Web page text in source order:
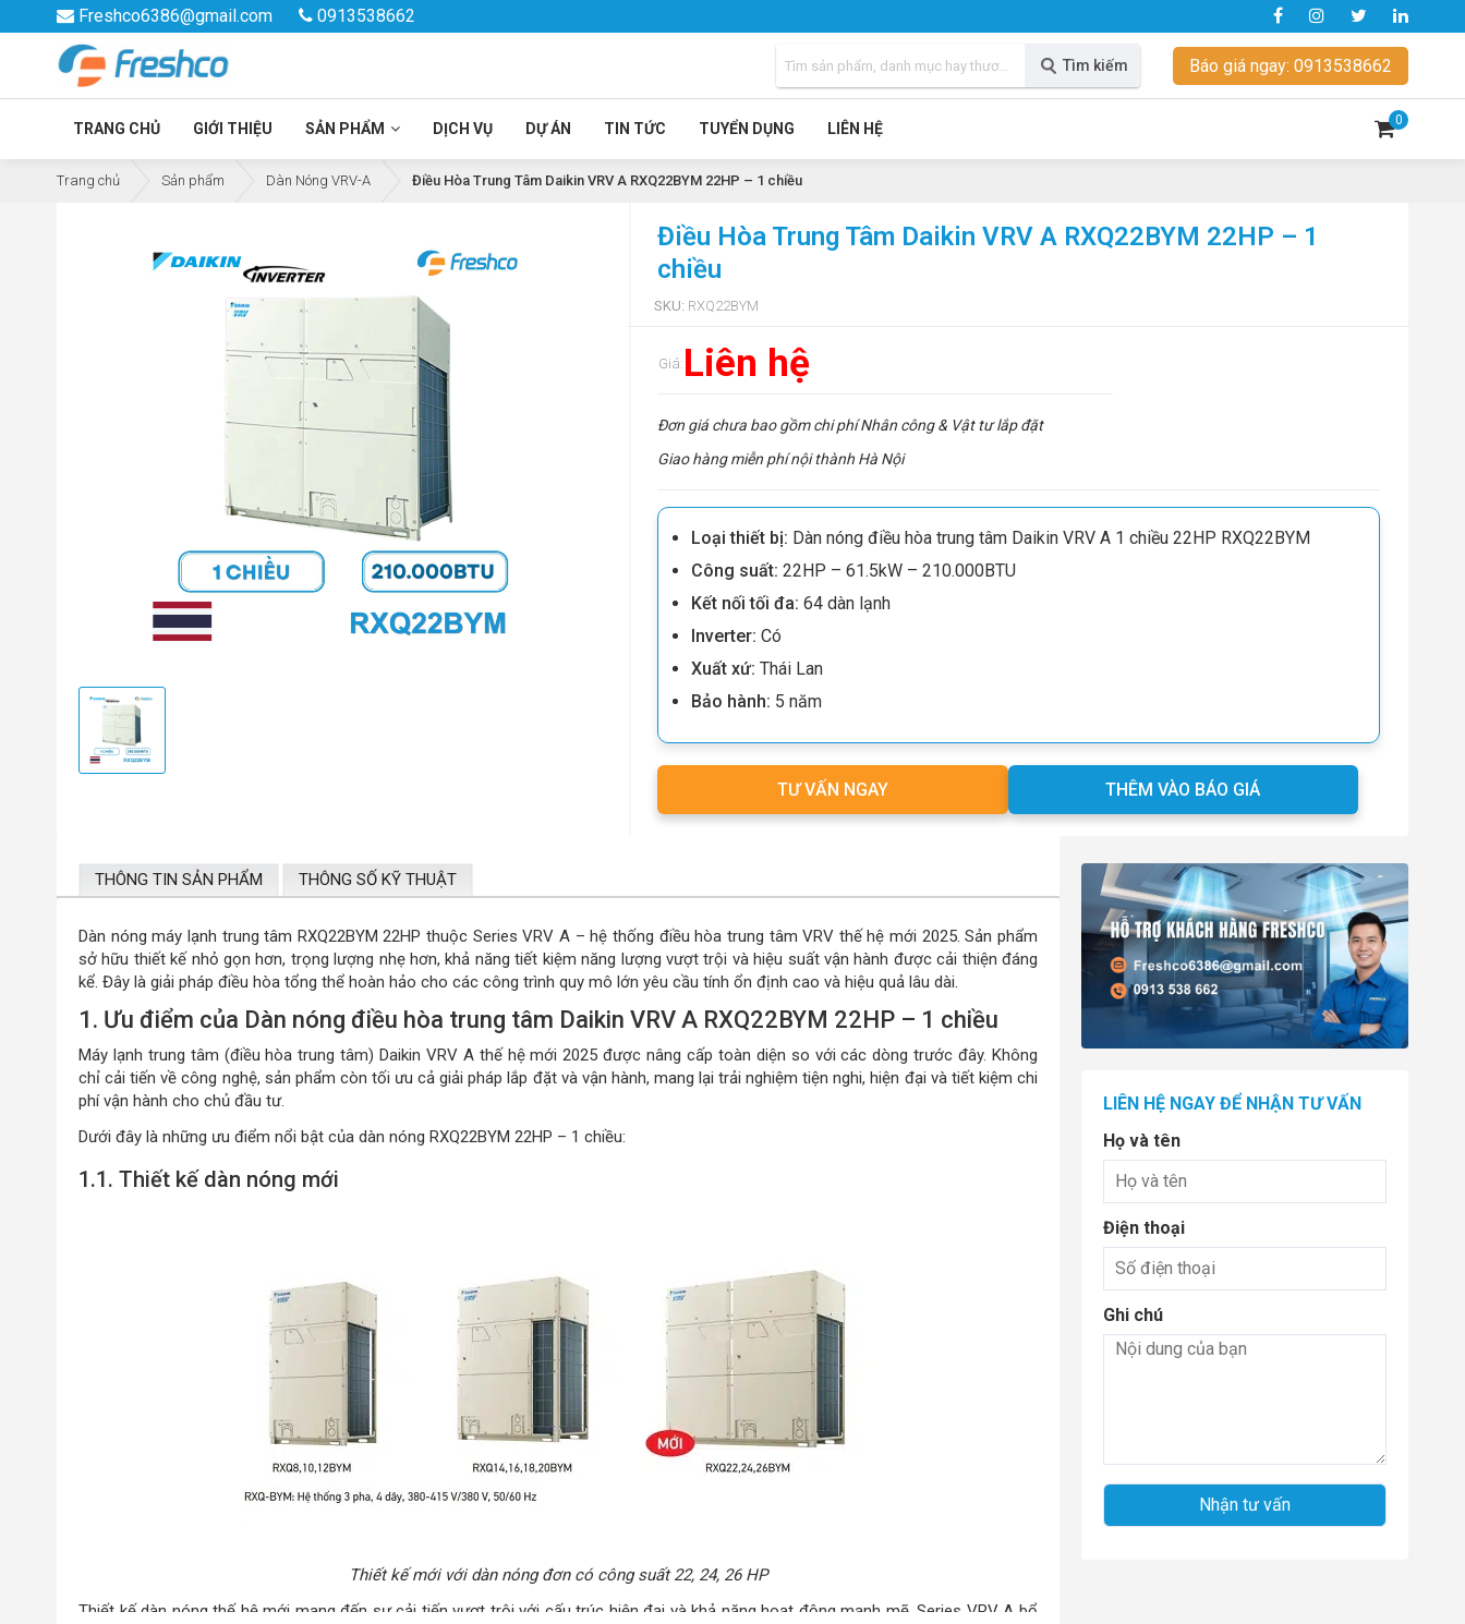
Freshco6386@gmail.com 0913538662
Tìm kiếm Báo giá ngay: 0913538662
TRANG CHỦ GIỚI THIỆU SẢN PHẨM DỊCH VỤ DỰ ÁN TIN TỨC TUYỂN DỤNG LIÊN HỆ
0
Trang chủ Sản phẩm Dàn Nóng VRV-A Điều Hòa Trung Tâm Daikin VRV A RXQ22BYM 22HP – 1 chiều
Điều Hòa Trung Tâm Daikin VRV A RXQ22BYM 22HP – 1
chiều
SKU: RXQ22BYM
Giá: Liên hệ
Đơn giá chưa bao gồm chi phí Nhân công & Vật tư lắp đặt
Giao hàng miễn phí nội thành Hà Nội
Loại thiết bị: Dàn nóng điều hòa trung tâm Daikin VRV A 1 chiều 22HP RXQ22BYM
Công suất: 22HP – 61.5kW – 210.000BTU
Kết nối tối đa: 64 dàn lạnh
Inverter: Có
Xuất xứ: Thái Lan
Bảo hành: 5 năm
TƯ VẤN NGAY THÊM VÀO BÁO GIÁ
THÔNG TIN SẢN PHẨM THÔNG SỐ KỸ THUẬT
Dàn nóng máy lạnh trung tâm RXQ22BYM 22HP thuộc Series VRV A – hệ thống điều hòa trung tâm VRV thế hệ mới 2025. Sản phẩm
sở hữu thiết kế nhỏ gọn hơn, trọng lượng nhẹ hơn, khả năng tiết kiệm năng lượng vượt trội và hiệu suất vận hành được cải thiện đáng
kể. Đây là giải pháp điều hòa tổng thể hoàn hảo cho các công trình quy mô lớn yêu cầu tính ổn định cao và hiệu quả lâu dài.
1. Ưu điểm của Dàn nóng điều hòa trung tâm Daikin VRV A RXQ22BYM 22HP – 1 chiều
Máy lạnh trung tâm (điều hòa trung tâm) Daikin VRV A thế hệ mới 2025 được nâng cấp toàn diện so với các dòng trước đây. Không
chỉ cải tiến về công nghệ, sản phẩm còn tối ưu cả giải pháp lắp đặt và vận hành, mang lại trải nghiệm tiện nghi, hiện đại và tiết kiệm chi
phí vận hành cho chủ đầu tư.
Dưới đây là những ưu điểm nổi bật của dàn nóng RXQ22BYM 22HP – 1 chiều:
1.1. Thiết kế dàn nóng mới
Thiết kế mới với dàn nóng đơn có công suất 22, 24, 26 HP
Thiết kế dàn nóng thế hệ mới mang đến sự cải tiến vượt trội với cấu trúc hiện đại và khả năng hoạt động mạnh mẽ. Series VRV A bổ
LIÊN HỆ NGAY ĐỂ NHẬN TƯ VẤN
Họ và tên
Điện thoại
Ghi chú